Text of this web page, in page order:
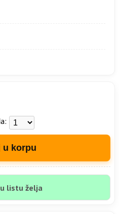
u korpu
listu želja